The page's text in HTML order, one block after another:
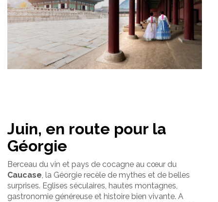
Juin, en route pour la
Géorgie
Berceau du vin et pays de cocagne au cœur du
Caucase, la Géorgie recèle de mythes et de belles
surprises. Eglises séculaires, hautes montagnes,
gastronomie généreuse et histoire bien vivante. A